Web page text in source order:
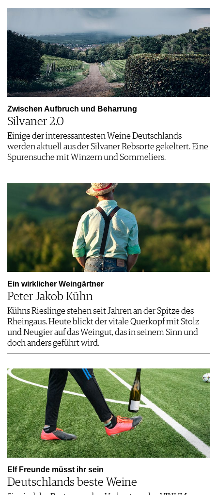
Zwischen Aufbruch und Beharrung
Silvaner 2.0
Einige der interessantesten Weine Deutschlands
werden aktuell aus der Silvaner Rebsorte gekeltert. Eine
Spurensuche mit Winzern und Sommeliers.
Ein wirklicher Weingärtner
Peter Jakob Kühn
Kühns Rieslinge stehen seit Jahren an der Spitze des
Rheingaus. Heute blickt der vitale Querkopf mit Stolz
und Neugier auf das Weingut, das in seinem Sinn und
doch anders geführt wird.
Elf Freunde müsst ihr sein
Deutschlands beste Weine